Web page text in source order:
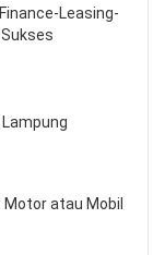
Leasing-
atau Mobil